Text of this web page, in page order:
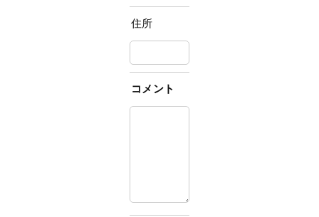
住所
コメント